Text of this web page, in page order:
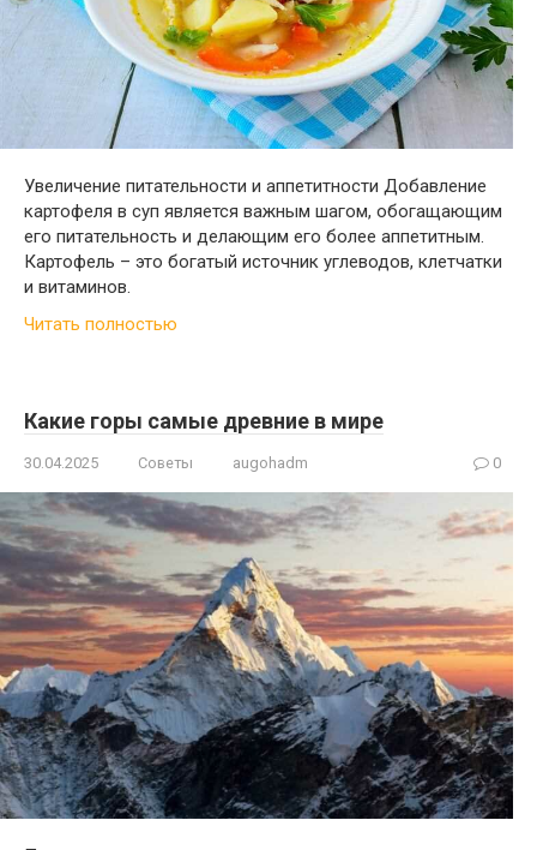
Увеличение питательности и аппетитности Добавление
картофеля в суп является важным шагом, обогащающим
его питательность и делающим его более аппетитным.
Картофель – это богатый источник углеводов, клетчатки
и витаминов.
Читать полностью
Какие горы самые древние в мире
30.04.2025 Советы augohadm 0